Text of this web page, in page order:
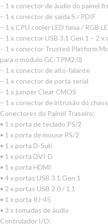
– 1 x conector de áudio do painel
– 1 x conector de saída S / PDIF
– 1 x CPU cooler LED faixa / RGB
– 1 x conector USB 3.1 Gen 1 – 2 x
– 1 x conector Trusted Platform
para o módulo GC-TPM2.0)
– 1 x conector de alto-falante
– 1 x conector de porta serial
– 1 x jumper Clear CMOS
– 1 x conector de intrusão do
Conectores do Painel Traseiro:
• 1 x porta de teclado PS/2
• 1 x porta de mouse PS/2
• 1 x porta D-Sub
• 1 x porta DVI-D
• 1 x porta HDMI
• 4 x portas USB 3.1 Gen 1
• 2 x portas USB 2.0 / 1.1
• 1 x porta RJ-45
• 3 x tomadas de áudio
Controlador I/O: